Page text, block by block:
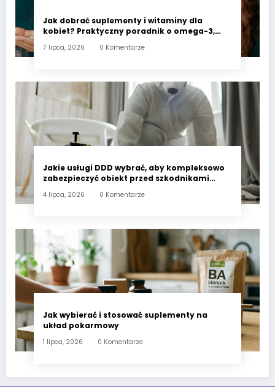
Jak dobrać suplementy i witaminy dla
kobiet? Praktyczny poradnik o omega-3,
codzienne zdrowie
7 lipca, 2026 0 Komentarze
Jakie usługi DDD wybrać, aby kompleksowo
zabezpieczyć obiekt przed szkodnikami
4 lipca, 2026 0 Komentarze
Jak wybierać i stosować suplementy na
układ pokarmowy
1 lipca, 2026 0 Komentarze